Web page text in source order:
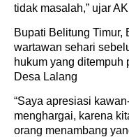
tidak masalah,” ujar
Bupati Belitung Timur,
wartawan sehari
hukum yang
Desa Lalang
“Saya apresiasi
menghargai, karena
orang menambang